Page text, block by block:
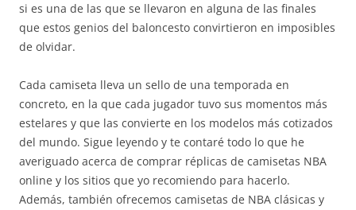
si es una de las que se llevaron en alguna de las finales
que estos genios del baloncesto convirtieron en imposibles
de olvidar.
Cada camiseta lleva un sello de una temporada en
concreto, en la que cada jugador tuvo sus momentos más
estelares y que las convierte en los modelos más cotizados
del mundo. Sigue leyendo y te contaré todo lo que he
averiguado acerca de comprar réplicas de camisetas NBA
online y los sitios que yo recomiendo para hacerlo.
Además, también ofrecemos camisetas de NBA clásicas y